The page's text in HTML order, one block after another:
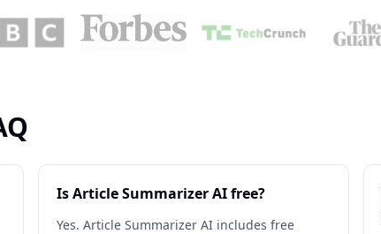
Is Article Summarizer AI free?
Yes. Article Summarizer AI includes free